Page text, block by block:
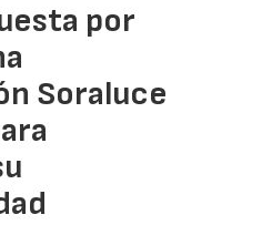
por
Soraluce